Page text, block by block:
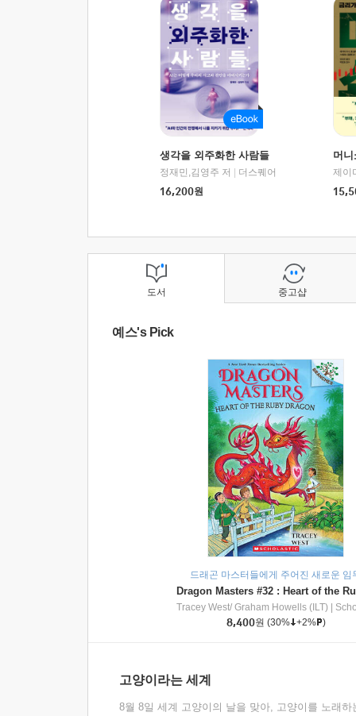
생각을 외주화한 사람들
정재민,김영주 저
더스퀘어
16,200원
머
도서
예스's Pick
드래곤 마스터들에게 주어진 새로운 임
Tracey West/ Graham Howells (ILT)
8,400원 (30% +2% )
고양이라는 세계
8월 8일 세계 고양이의 날을 맞아, 고양이를 노래하
중고샵